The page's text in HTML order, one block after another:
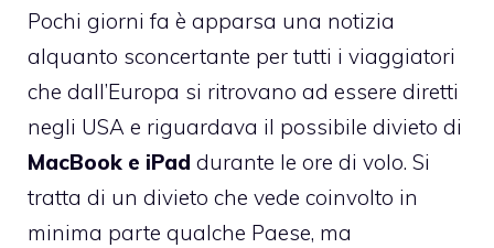
Pochi giorni fa è apparsa una notizia
alquanto sconcertante per tutti i viaggiatori
che dall’Europa si ritrovano ad essere diretti
negli USA e riguardava il possibile divieto di
MacBook e iPad durante le ore di volo. Si
tratta di un divieto che vede coinvolto in
minima parte qualche Paese, ma